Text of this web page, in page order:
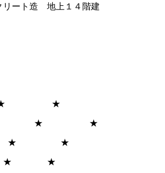
ト造 地上１４階建
★
★ ★
★
★